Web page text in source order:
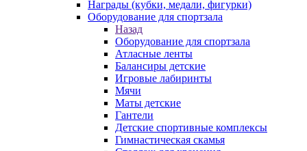
Награды (кубки, медали, фигурки)
Оборудование для спортзала
Назад
Оборудование для спортзала
Атласные ленты
Балансиры детские
Игровые лабиринты
Мячи
Маты детские
Гантели
Детские спортивные комплексы
Гимнастическая скамья